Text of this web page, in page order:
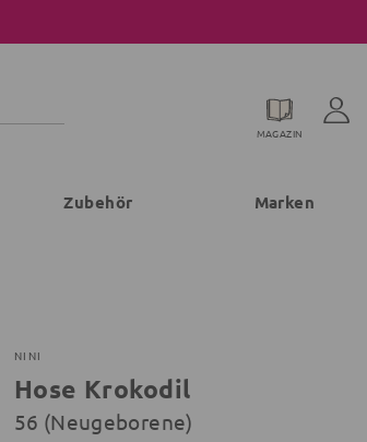
MAGAZIN
Zubehör Marken
NINI
Hose Krokodil
56 (Neugeborene)